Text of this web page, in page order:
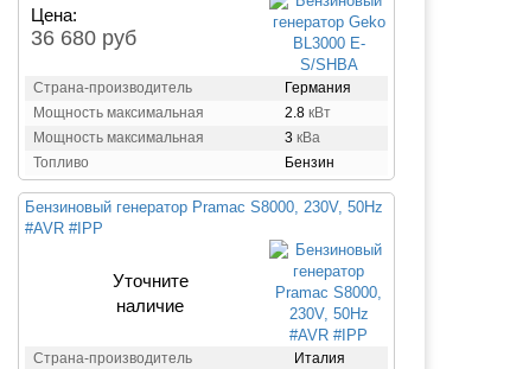
Цена:
36 680 руб
Страна-производитель
Германия
Мощность максимальная
2.8 кВт
Мощность максимальная
3 кВа
Топливо
Бензин
Бензиновый генератор Pramac S8000, 230V, 50Hz
#AVR #IPP
Уточните
наличие
Страна-производитель
Италия